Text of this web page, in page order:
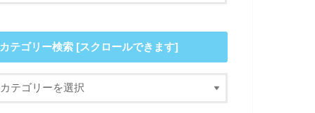
カテゴリー検索 [スクロールできます]